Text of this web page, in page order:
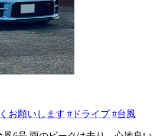
お願いします #ドライブ #台風